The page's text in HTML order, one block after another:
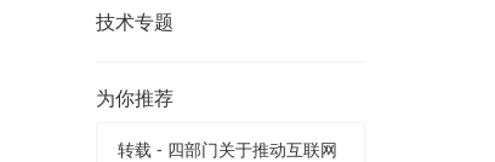
技术专题
为你推荐
转载 - 四部门关于推动互联网